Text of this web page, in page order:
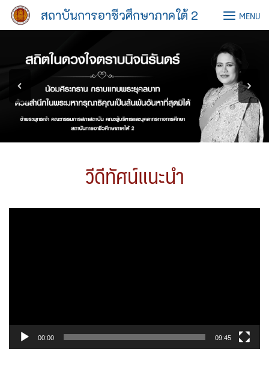
Skip
สถาบันการอาชีวศึกษาภาคใต้ 2 MENU
วีดีทัศน์แนะนำ
00:00 09:45